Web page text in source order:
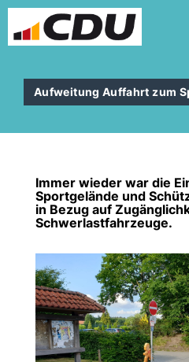
Aufweitung Auffahrt zum
Immer wieder war die
Sportgelände und
in Bezug auf
Schwerlastfahrzeuge.